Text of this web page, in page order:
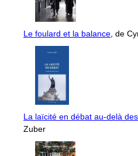
Le foulard et la balance , de
La laïcité en débat au-delà
Zuber